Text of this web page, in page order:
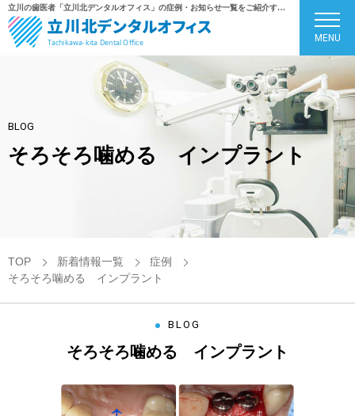
立川の歯医者「立川北デンタルオフィス」の症例・お知らせ一覧をご紹介するページです
MENU
BLOG
そろそろ噛める インプラント
TOP 新着情報一覧
症例
そろそろ噛める インプラント
BLOG
そろそろ噛める インプラント